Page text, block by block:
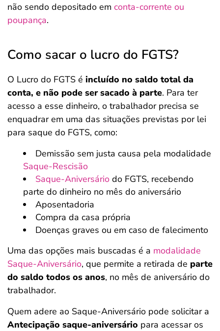
não sendo depositado em conta-corrente ou
poupança.
Como sacar o lucro do FGTS?
O Lucro do FGTS é incluído no saldo total da
conta, e não pode ser sacado à parte. Para ter
acesso a esse dinheiro, o trabalhador precisa se
enquadrar em uma das situações previstas por lei
para saque do FGTS, como:
Demissão sem justa causa pela modalidade
Saque-Rescisão
Saque-Aniversário do FGTS, recebendo
parte do dinheiro no mês do aniversário
Aposentadoria
Compra da casa própria
Doenças graves ou em caso de falecimento
Uma das opções mais buscadas é a modalidade
Saque-Aniversário, que permite a retirada de parte
do saldo todos os anos, no mês de aniversário do
trabalhador.
Quem adere ao Saque-Aniversário pode solicitar a
Antecipação saque-aniversário para acessar os